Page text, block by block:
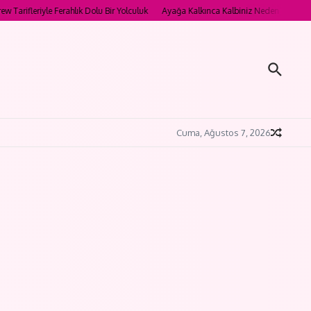
Dolu Bir Yolculuk Ayağa Kalkınca Kalbiniz Neden Fırlıyor? POTS
Cuma, Ağustos 7, 2026